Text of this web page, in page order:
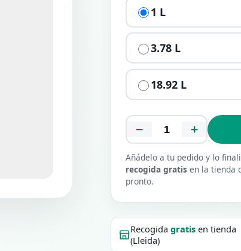
1 L
3.78 L
18.92 L
− +
Añádelo a tu pedido y lo
recogida gratis en la tienda
pronto.
Recogidagratis en tienda
(Lleida)